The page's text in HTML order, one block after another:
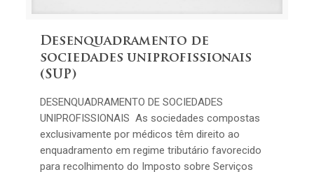
Desenquadramento de
sociedades uniprofissionais
(SUP)
DESENQUADRAMENTO DE SOCIEDADES
UNIPROFISSIONAIS As sociedades compostas
exclusivamente por médicos têm direito ao
enquadramento em regime tributário favorecido
para recolhimento do Imposto sobre Serviços